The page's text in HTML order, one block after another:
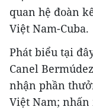
quan hệ đoàn
Việt Nam-Cuba.
Phát biểu tại
Canel
nhận phần
Việt Nam;